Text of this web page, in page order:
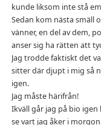
kunde liksom inte stå
Sedan kom nästa smäll
vänner, en del av dem,
anser sig ha rätten att
Jag trodde faktiskt det
sitter där djupt i mig så
igen.
Jag måste härifrån!
Ikväll går jag på bio
se vart jag åker i